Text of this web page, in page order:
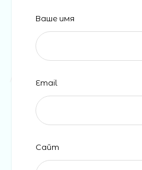
Ваше имя
Email
Сайт